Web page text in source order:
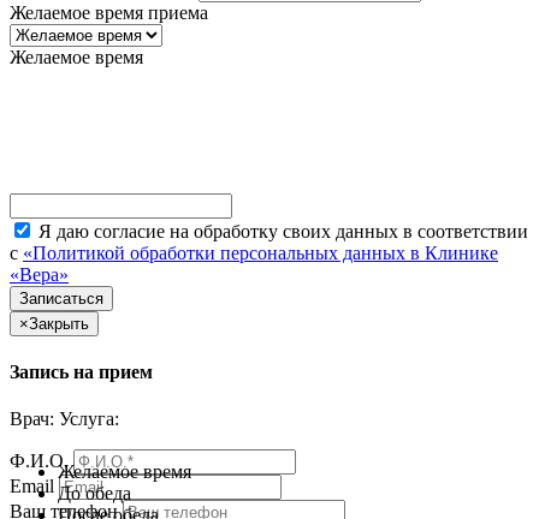
Желаемое время приема
Желаемое время
Я даю согласие на обработку своих данных в соответствии
с «Политикой обработки персональных данных в Клинике
«Вера»
×Закрыть
Запись на прием
Врач: Услуга:
Ф.И.О.
Email
Ваш телефон
Желаемое время
До обеда
После обеда